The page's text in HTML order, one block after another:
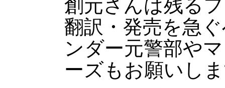
創元さんは残る
翻訳・発売を急
ンダー元警部や
ーズもお願いし